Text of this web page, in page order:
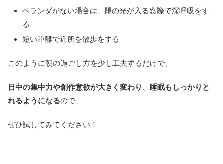
ベランダがない場合は、陽の光が入る窓際で深呼吸をす
る
短い距離で近所を散歩をする
このように朝の過ごし方を少し工夫するだけで、
日中の集中力や創作意欲が大きく変わり
睡眠もしっかりと
れるようになるので、
ぜひ試してみてください！